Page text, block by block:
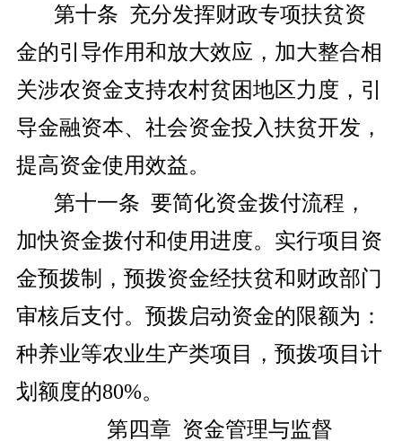
第十条 充分发挥财政专项扶贫资
金的引导作用和放大效应，加大整合相
关涉农资金支持农村贫困地区力度，引
导金融资本、社会资金投入扶贫开发，
提高资金使用效益。
第十一条 要简化资金拨付流程，
加快资金拨付和使用进度。实行项目资
金预拨制，预拨资金经扶贫和财政部门
审核后支付。预拨启动资金的限额为：
种养业等农业生产类项目，预拨项目计
划额度的80%。
第四章 资金管理与监督